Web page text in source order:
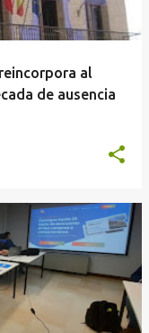
al
de ausencia